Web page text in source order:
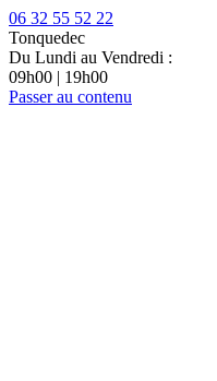
06 32 55 52 22
Tonquedec
Du Lundi au Vendredi :
09h00 | 19h00
Passer au contenu